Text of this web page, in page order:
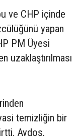
ve CHP içinde
yapan
PM Üyesi
uzaklaştırılması
temizliğin bir
Aydos,